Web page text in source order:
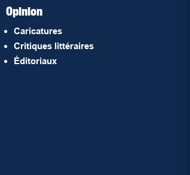
Opinion
Caricatures
Critiques littéraires
Éditoriaux